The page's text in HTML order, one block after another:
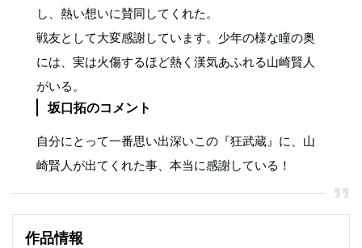
し、熱い想いに賛同してくれた。
戦友として大変感謝しています。少年の様な瞳の奥
には、実は火傷するほど熱く漢気あふれる山崎賢人
がいる。
坂口拓のコメント
自分にとって一番思い出深いこの『狂武蔵』に、山
崎賢人が出てくれた事、本当に感謝している！
作品情報